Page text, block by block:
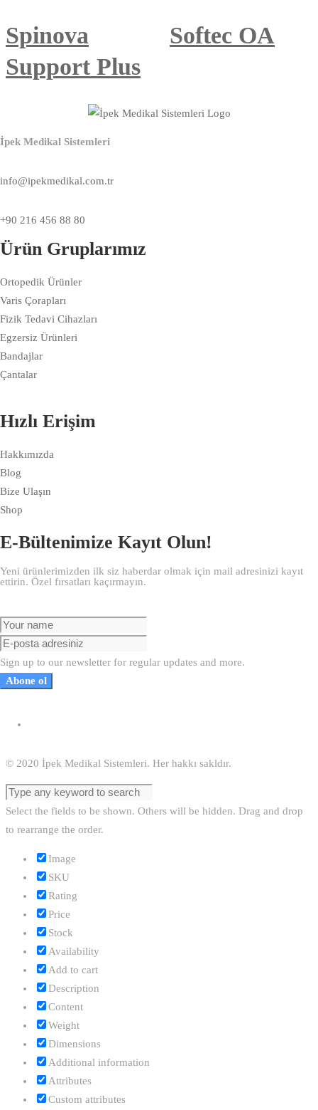
Spinova
Support Plus
Softec OA
İpek Medikal Sistemleri
info@ipekmedikal.com.tr
+90 216 456 88 80
Ürün Gruplarımız
Ortopedik Ürünler
Varis Çorapları
Fizik Tedavi Cihazları
Egzersiz Ürünleri
Bandajlar
Çantalar
Hızlı Erişim
Hakkımızda
Blog
Bize Ulaşın
Shop
E-Bültenimize Kayıt Olun!
Yeni ürünlerimizden ilk siz haberdar olmak için mail adresinizi kayıt
ettirin. Özel fırsatları kaçırmayın.
Sign up to our newsletter for regular updates and more.
Abone ol
© 2020 İpek Medikal Sistemleri. Her hakkı sakldır.
Select the fields to be shown. Others will be hidden. Drag and drop
to rearrange the order.
Image
SKU
Rating
Price
Stock
Availability
Add to cart
Description
Content
Weight
Dimensions
Additional information
Attributes
Custom attributes